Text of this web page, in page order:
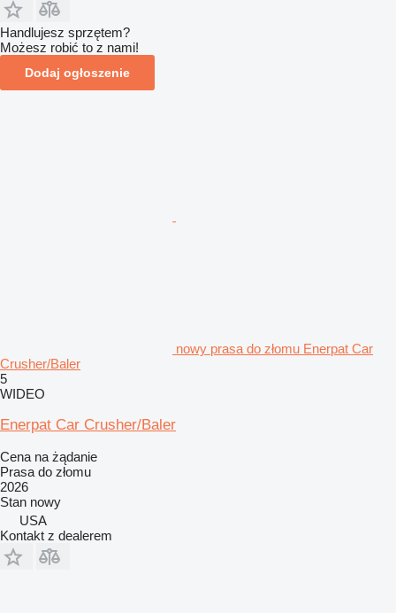
Handlujesz sprzętem?
Możesz robić to z nami!
Dodaj ogłoszenie
nowy prasa do złomu Enerpat Car
Crusher/Baler
5
WIDEO
Enerpat Car Crusher/Baler
Cena na żądanie
Prasa do złomu
2026
Stan nowy
USA
Kontakt z dealerem